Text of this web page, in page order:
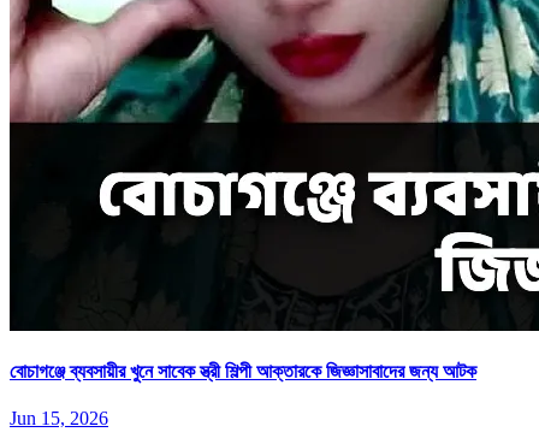
বোচাগঞ্জে ব্যবসায়ীর খুনে সাবেক স্ত্রী শিল্পী আক্তারকে জিজ্ঞাসাবাদের জন্য আটক
Jun 15, 2026